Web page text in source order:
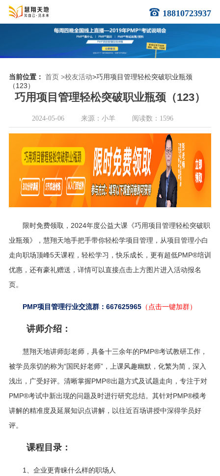
18810723937
当前位置： 首页 >校友活动>巧用项目管理轻松突破职业瓶颈
（123）
巧用项目管理轻松突破职业瓶颈（123）
2024-05-06 来源：小羊 阅读数：1596
限时免费领取，2024年度公益大课《巧用项目管理轻松突破职
业瓶颈》 ， 慧翔天地手把手带你轻松学项目管理，从项目管理小白
走向职场顶峰5天课程，轻松学习，快乐成长，更有超低PMP®培训
优惠，还有豪礼赠送，详情可以直接点击上方图片进入活动报名
页。
PMP项目管理行业交流群：667625965（点击一键加群）
讲师介绍：
慧翔天地讲师彭老师，具备十三余年的PMP®考试教研工作，
被学员亲切的称为“国民好老师”，上课风趣幽默，化繁为简，深入
浅出，广受好评。清晰掌握PMP®出题方式及试题走向，专注于对
PMP®考试中新出现的问题及时进行研究总结。其针对PMP®模考
讲解的精准度及延展知识点讲解，以往近百场讲授中深得学员好
评。
课程目录：
1、企业更青睐什么样的职场人